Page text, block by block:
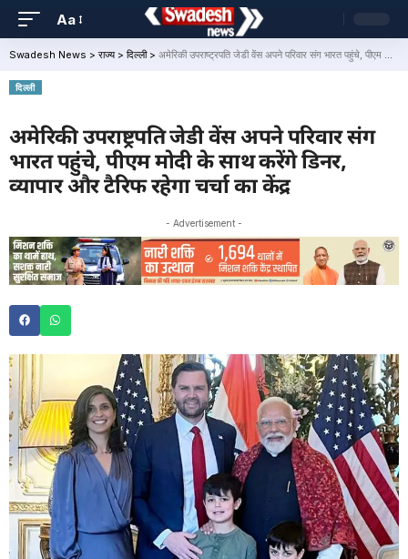
Aa
Swadesh News > राज्य> दिल्ली> अमेरिकी उपराष्ट्रपति जेडी वेंस अपने परिवार संग भारत पहुंचे, पीएम मोदी के साथ करेंगे डिनर, व्यापार और टैरिफ रहेगा चर्चा का केंद्र
दिल्ली
अमेरिकी उपराष्ट्रपति जेडी वेंस अपने परिवार संग
भारत पहुंचे, पीएम मोदी के साथ करेंगे डिनर,
व्यापार और टैरिफ रहेगा चर्चा का केंद्र
- Advertisement -